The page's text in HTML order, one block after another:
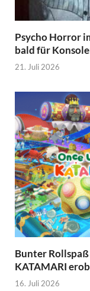
Psycho Horror
bald für
21. Juli 2026
Bunter
KATAMARI
16. Juli 2026